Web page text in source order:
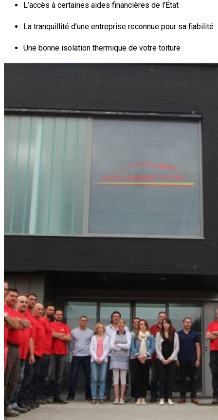
L’accès à certaines aides financières de l’État
La tranquillité d’une entreprise reconnue pour sa fiabilité
Une bonne isolation thermique de votre toiture